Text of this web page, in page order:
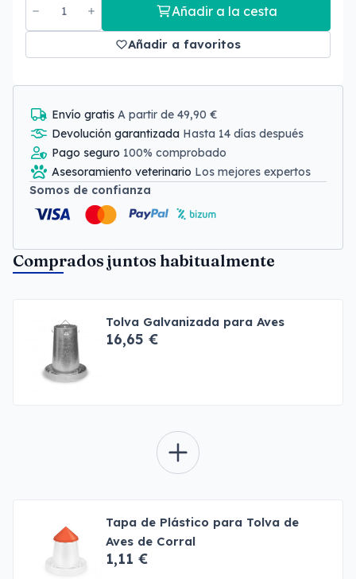
Añadir a la cesta
Añadir a favoritos
Envío gratis A partir de 49,90 €
Devolución garantizada Hasta 14 días después
Pago seguro 100% comprobado
Asesoramiento veterinario Los mejores expertos
Somos de confianza
Comprados juntos habitualmente
Tolva Galvanizada para Aves
16,65 €
Tapa de Plástico para Tolva de
Aves de Corral
1,11 €